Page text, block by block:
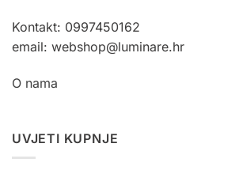
Kontakt: 0997450162
email: webshop@luminare.hr
O nama
UVJETI KUPNJE